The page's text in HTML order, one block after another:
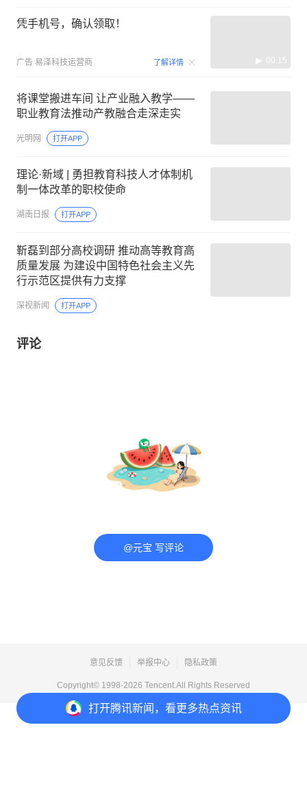
打开腾讯新闻，看更多热点资讯
凭手机号，确认领取！
广告 易泽科技运营商 了解详情 00:15
将课堂搬进车间 让产业融入教学——
职业教育法推动产教融合走深走实
光明网 打开APP
理论·新域 | 勇担教育科技人才体制机
制一体改革的职校使命
湖南日报 打开APP
靳磊到部分高校调研 推动高等教育高
质量发展 为建设中国特色社会主义先
行示范区提供有力支撑
深视新闻 打开APP
评论
@元宝 写评论
意见反馈 举报中心 隐私政策
Copyright© 1998-2026 Tencent.All Rights Reserved